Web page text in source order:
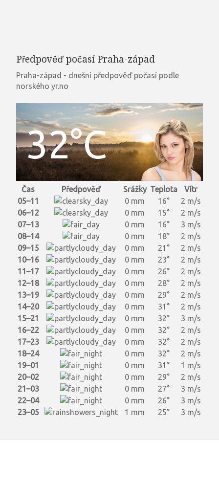
Předpověď počasí Praha-západ
Praha-západ - dnešní předpověď počasí podle
norského yr.no
32°C
Čas Předpověď Srážky Teplota
Vítr
05–11
0 mm 16°
2 m/s
06–12
0 mm 15°
2 m/s
07–13
0 mm 16°
3 m/s
08–14
0 mm 18°
2 m/s
09–15
0 mm 21°
2 m/s
10–16
0 mm 23°
2 m/s
11–17
0 mm 26°
2 m/s
12–18
0 mm 28°
2 m/s
13–19
0 mm 29°
2 m/s
14–20
0 mm 31°
2 m/s
15–21
0 mm 32°
3 m/s
16–22
0 mm 32°
2 m/s
17–23
0 mm 32°
2 m/s
18–24
0 mm 32°
2 m/s
19–01
0 mm 31°
1 m/s
20–02
0 mm 29°
2 m/s
21–03
0 mm 27°
3 m/s
22–04
0 mm 26°
3 m/s
23–05
1 mm 25° 3 m/s